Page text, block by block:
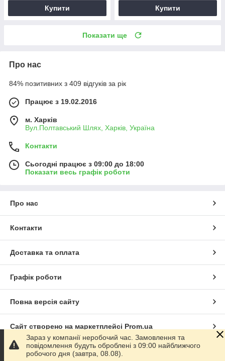
Купити Купити
Показати ще
Про нас
84% позитивних з 409 відгуків за рік
Працює з 19.02.2016
м. Харків
Вул.Полтавський Шлях, Харків, Україна
Контакти
Сьогодні працює з 09:00 до 18:00
Показати весь графік роботи
Про нас
Контакти
Доставка та оплата
Графік роботи
Повна версія сайту
Сайт створено на маркетплейсі Prom.ua
Політика конфіденційності
Зараз у компанії неробочий час. Замовлення та
повідомлення будуть оброблені з 09:00 найближчого
робочого дня (завтра, 08.08).